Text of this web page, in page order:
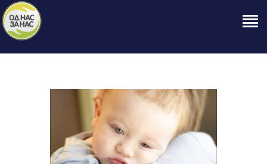
ЗА НАС
НАШЕ ПРАВО
ОБЈАВИ
ПРОЕКТИ